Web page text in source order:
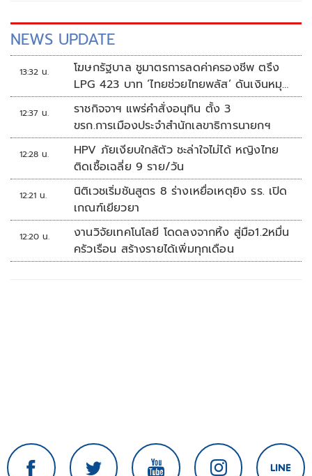
NEWS UPDATE
13:32 น.
โฆษกรัฐบาล ชูมาตรการลดค่าครองชีพ ตรึง
LPG 423 บาท ‘ไทยช่วยไทยพลัส’ ดันเงินหมุน
แสนล้าน
12:37 น.
ราชกิจจาฯ แพร่คำสั่งอนุทิน ตั้ง 3
ขรก.การเมืองประจำสำนักเลขาธิการนายกฯ
12:28 น.
HPV ภัยเงียบใกล้ตัว ชะล่าใจไม่ได้ หญิงไทย
ติดเชื้อเฉลี่ย 9 ราย/วัน
12:21 น.
นิติเวชเริ่มชันสูตร 8 ร่างเหยื่อเหตุยิง รร. เปิด
เกณฑ์เยียวยา
12:20 น.
งานวิจัยเทคโนโลยี โดดลงจากหิ้ง สู่มือ1.2หมื่น
ครัวเรือน สร้างรายได้เพิ่มทุกเดือน